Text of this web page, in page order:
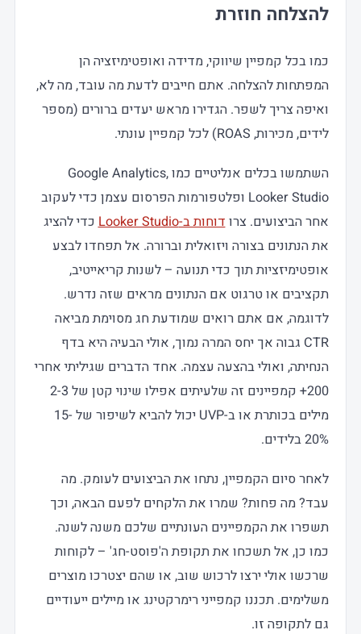
להצלחה חוזרת
כמו בכל קמפיין שיווקי, מדידה ואופטימיזציה הן
המפתחות להצלחה. אתם חייבים לדעת מה עובד, מה לא,
ואיפה צריך לשפר. הגדירו מראש יעדים ברורים (מספר
לידים, מכירות, ROAS) לכל קמפיין עונתי.
השתמשו בכלים אנליטיים כמו Google Analytics,
Looker Studio ופלטפורמות הפרסום עצמן כדי לעקוב
אחר הביצועים. צרודוחות ב-Looker Studio
כדי להציג
את הנתונים בצורה ויזואלית וברורה. אל תפחדו לבצע
אופטימיזציות תוך כדי תנועה – לשנות קריאייטיב,
תקציבים או טרגוט אם הנתונים מראים שזה נדרש.
לדוגמה, אם אתם רואים שמודעת חג מסוימת מביאה
CTR גבוה אך יחס המרה נמוך, אולי הבעיה היא בדף
הנחיתה, ואולי בהצעה עצמה. אחד הדברים שגיליתי אחרי
200+ קמפיינים זה שלעיתים אפילו שינוי קטן של 2-3
מילים בכותרת או ב-UVP יכול להביא לשיפור של 15-
20% בלידים.
לאחר סיום הקמפיין, נתחו את הביצועים לעומק. מה
עבד? מה פחות? שמרו את הלקחים לפעם הבאה, וכך
תשפרו את הקמפיינים העונתיים שלכם משנה לשנה.
כמו כן, אל תשכחו את תקופת ה'פוסט-חג' – לקוחות
שרכשו אולי ירצו לרכוש שוב, או שהם יצטרכו מוצרים
משלימים. תכננו קמפייני רימרקטינג או מיילים ייעודיים
גם לתקופה זו.